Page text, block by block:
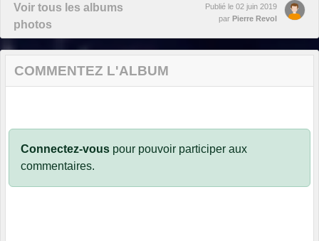
Voir tous les albums
photos
Publié le 02 juin 2019
par Pierre Revol
COMMENTEZ L'ALBUM
Connectez-vous pour pouvoir participer aux
commentaires.